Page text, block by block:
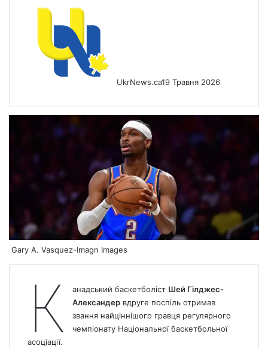
UkrNews.ca19 Травня 2026
Gary A. Vasquez-Imagn Images
К анадський баскетболіст Шей Гілджес-
Александервдруге поспіль отримав
звання найціннішого гравця регулярного
чемпіонату Національної баскетбольної
асоціації.